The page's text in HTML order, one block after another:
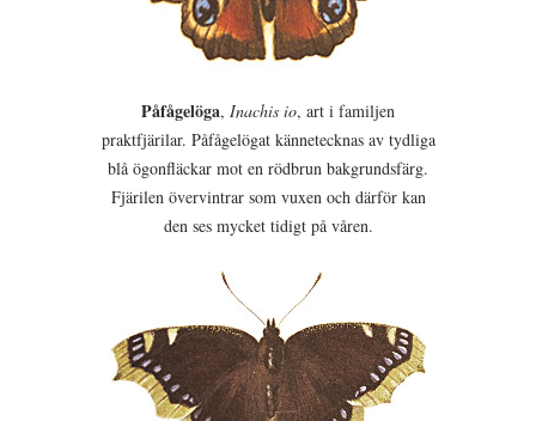
Påfågelöga, Inachis io, art i familjen
praktfjärilar. Påfågelögat kännetecknas av tydliga
blå ögonfläckar mot en rödbrun bakgrundsfärg.
Fjärilen övervintrar som vuxen och därför kan
den ses mycket tidigt på våren.